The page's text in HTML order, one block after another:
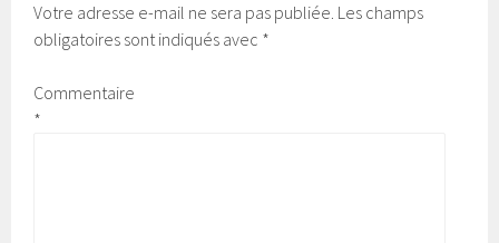
Votre adresse e-mail ne sera pas publiée. Les champs
obligatoires sont indiqués avec *
Commentaire
*